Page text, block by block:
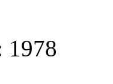
1978